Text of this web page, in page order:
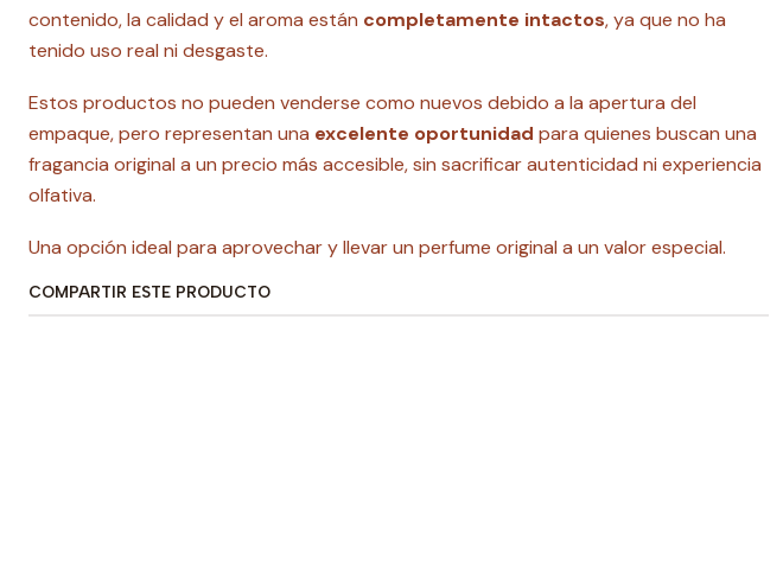
contenido, la calidad y el aroma están completamente intactos, ya que no ha
tenido uso real ni desgaste.
Estos productos no pueden venderse como nuevos debido a la apertura del
empaque, pero representan una excelente oportunidad para quienes buscan una
fragancia original a un precio más accesible, sin sacrificar autenticidad ni experiencia
olfativa.
Una opción ideal para aprovechar y llevar un perfume original a un valor especial.
COMPARTIR ESTE PRODUCTO